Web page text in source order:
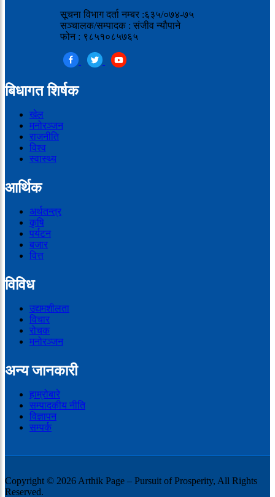
सूचना विभाग दर्ता नम्बर :६३५/०७४-७५
सञ्चालक/सम्पादक : संजीव न्यौपाने
फोन : ९८५१०८५७६५
बिधागत शिर्षक
खेल
मनोरञ्जन
राजनीति
विश्व
स्वास्थ्य
आर्थिक
अर्थतन्त्र
कृषि
पर्यटन
बजार
वित्त
विविध
उद्यमशीलता
विचार
रोचक
मनोरञ्जन
अन्य जानकारी
हाम्रोबारे
सम्पादकीय नीति
विज्ञापन
सम्पर्क
Copyright © 2026 Arthik Page – Pursuit of Prosperity, All Rights
Reserved.